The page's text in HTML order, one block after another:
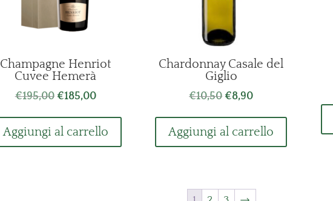
Champagne Henriot
Cuvee Hemerà
€195,00 Il
originale
era:
€185,00Il
attuale
è:
Aggiungi al carrello
Chardonnay Casale del
Giglio
€10,50 Il
originale
era:
€8,90Il
attuale
è:
Aggiungi al carrello